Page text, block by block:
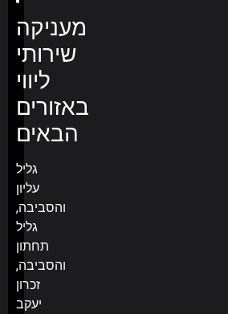
מעניקה
שירותי
ליווי
באזורים
הבאים
גליל
עליון
והסביבה,
גליל
תחתון
והסביבה,
זכרון
יעקב